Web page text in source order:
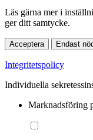
Läs gärna mer i
ger ditt samtycke.
Acceptera Endast
Integritetspolicy
Individuella
Marknadsföring